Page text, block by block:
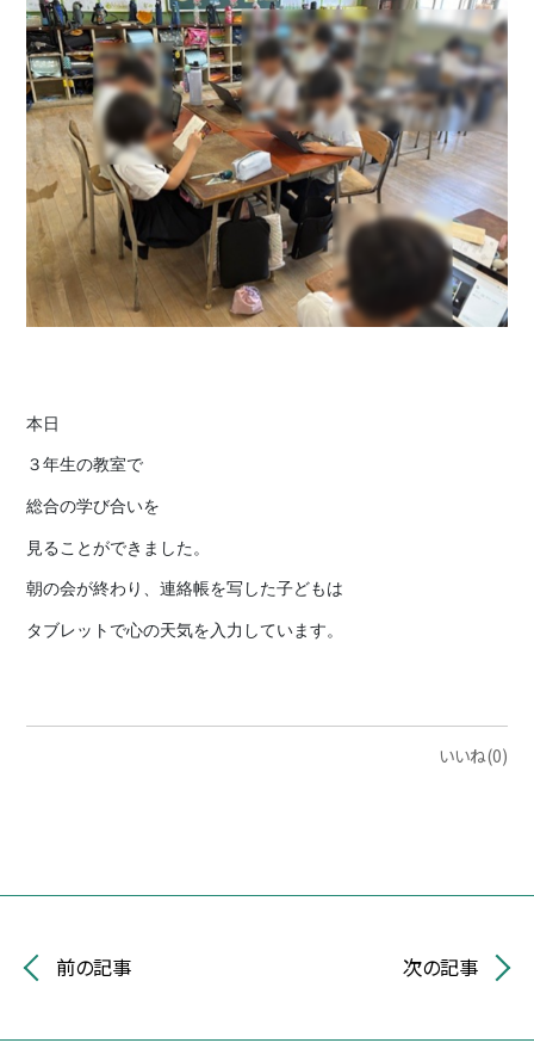
本日
３年生の教室で
総合の学び合いを
見ることができました。
朝の会が終わり、連絡帳を写した子どもは
タブレットで心の天気を入力しています。
いいね(0)
前の記事 次の記事